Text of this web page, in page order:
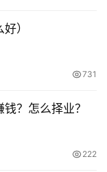
什么样的工作?
更有魅力
：小敏，如若转
129710.html
该文观点仅代表
）
731
？怎么择业？
222